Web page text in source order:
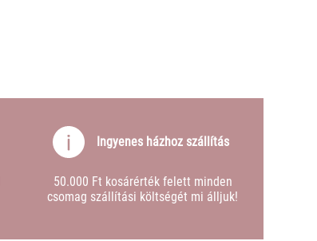
Ingyenes házhoz szállítás
50.000 Ft kosárérték felett minden
csomag szállítási költségét mi álljuk!